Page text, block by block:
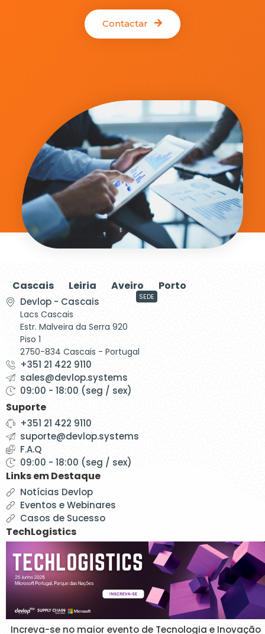
Contactar
Cascais Leiria Aveiro Porto
Devlop - Cascais
Lacs Cascais
Estr. Malveira da Serra 920
Piso 1
2750-834 Cascais - Portugal
SEDE
+351 21 422 9110
sales@devlop.systems
09:00 - 18:00 (seg / sex)
Suporte
+351 21 422 9110
suporte@devlop.systems
F.A.Q
09:00 - 18:00 (seg / sex)
Links em Destaque
Notícias Devlop
Eventos e Webinares
Casos de Sucesso
TechLogistics
Increva-se no maior evento de Tecnologia e Inovação